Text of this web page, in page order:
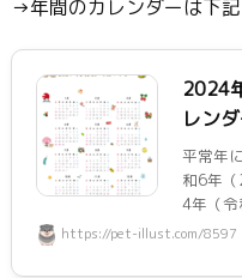
→年間のカレンダーは下
2024
レン
平常年
和6年
4年（令
https://pet-illust.com/8597